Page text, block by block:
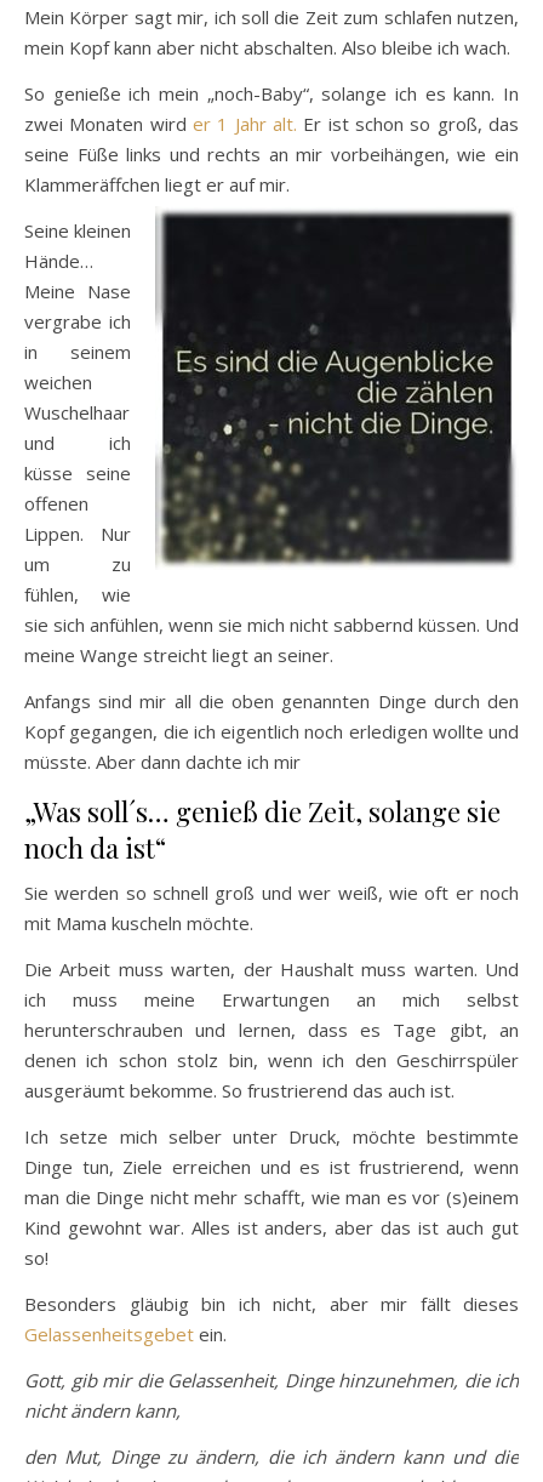
Mein Körper sagt mir, ich soll die Zeit zum schlafen nutzen,
mein Kopf kann aber nicht abschalten. Also bleibe ich wach.
So genieße ich mein „noch-Baby“, solange ich es kann. In
zwei Monaten wird er 1 Jahr alt. Er ist schon so groß, das
seine Füße links und rechts an mir vorbeihängen, wie ein
Klammeräffchen liegt er auf mir.
Seine kleinen
Hände…
Meine Nase
vergrabe ich
in seinem
weichen
Wuschelhaar
und ich
küsse seine
offenen
Lippen. Nur
um zu
fühlen, wie
sie sich anfühlen, wenn sie mich nicht sabbernd küssen. Und
meine Wange streicht liegt an seiner.
Anfangs sind mir all die oben genannten Dinge durch den
Kopf gegangen, die ich eigentlich noch erledigen wollte und
müsste. Aber dann dachte ich mir
„Was soll´s… genieß die Zeit, solange sie
noch da ist“
Sie werden so schnell groß und wer weiß, wie oft er noch
mit Mama kuscheln möchte.
Die Arbeit muss warten, der Haushalt muss warten. Und
ich muss meine Erwartungen an mich selbst
herunterschrauben und lernen, dass es Tage gibt, an
denen ich schon stolz bin, wenn ich den Geschirrspüler
ausgeräumt bekomme. So frustrierend das auch ist.
Ich setze mich selber unter Druck, möchte bestimmte
Dinge tun, Ziele erreichen und es ist frustrierend, wenn
man die Dinge nicht mehr schafft, wie man es vor (s)einem
Kind gewohnt war. Alles ist anders, aber das ist auch gut
so!
Besonders gläubig bin ich nicht, aber mir fällt dieses
Gelassenheitsgebet ein.
Gott, gib mir die Gelassenheit, Dinge hinzunehmen, die ich
nicht ändern kann,
den Mut, Dinge zu ändern, die ich ändern kann und die